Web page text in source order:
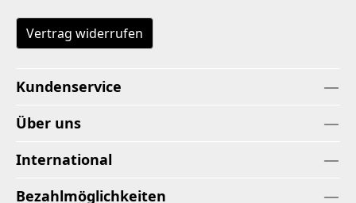
Vertrag widerrufen
Kundenservice
Über uns
International
Bezahlmöglichkeiten